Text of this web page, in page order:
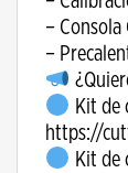
– Consola
–
Kit de
https://
Kit de